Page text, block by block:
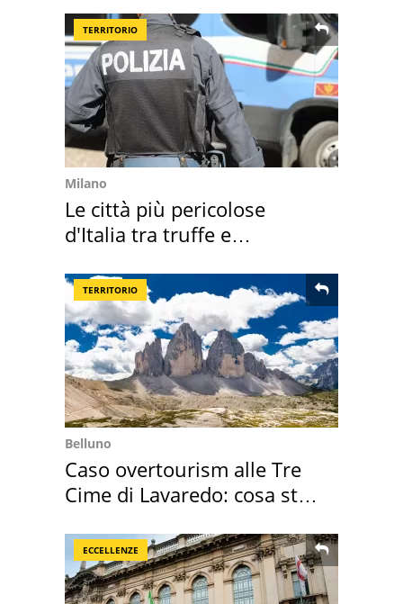
TERRITORIO
Milano
Le città più pericolose
d'Italia tra truffe e
TERRITORIO
Belluno
Caso overtourism alle Tre
Cime di Lavaredo: cosa sta
ECCELLENZE